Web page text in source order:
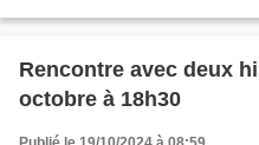
Rencontre avec deux
octobre à 18h30